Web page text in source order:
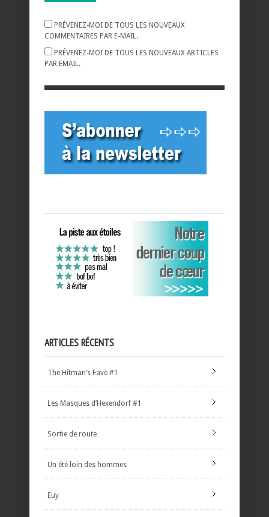
PRÉVENEZ-MOI DE TOUS LES NOUVEAUX
COMMENTAIRES PAR E-MAIL.
PRÉVENEZ-MOI DE TOUS LES NOUVEAUX ARTICLES
PAR EMAIL.
ARTICLES RÉCENTS
The Hitman’s Fave #1
Les Masques d’Hexendorf #1
Sortie de route
Un été loin des hommes
Euy